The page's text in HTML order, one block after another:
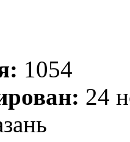
1054
24